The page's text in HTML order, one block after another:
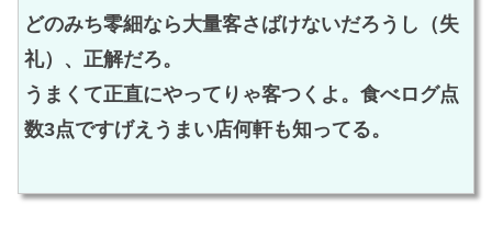
どのみち零細なら大量客さばけないだろうし（失
礼）、正解だろ。
うまくて正直にやってりゃ客つくよ。食べログ点
数3点ですげえうまい店何軒も知ってる。